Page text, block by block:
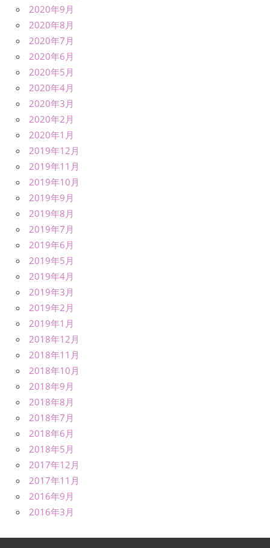
2020年9月
2020年8月
2020年7月
2020年6月
2020年5月
2020年4月
2020年3月
2020年2月
2020年1月
2019年12月
2019年11月
2019年10月
2019年9月
2019年8月
2019年7月
2019年6月
2019年5月
2019年4月
2019年3月
2019年2月
2019年1月
2018年12月
2018年11月
2018年10月
2018年9月
2018年8月
2018年7月
2018年6月
2018年5月
2017年12月
2017年11月
2016年9月
2016年3月